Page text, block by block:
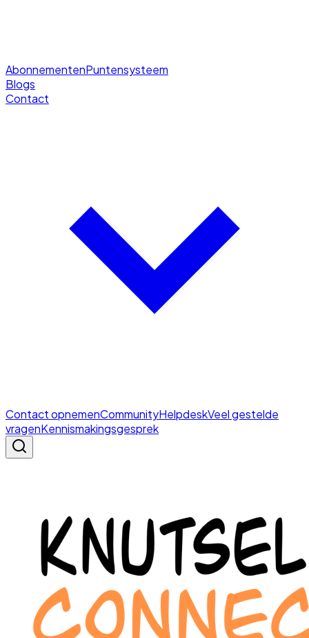
AbonnementenPuntensysteem
Blogs
Contact
Contact opnemenCommunityHelpdeskVeel gestelde
vragenKennismakingsgesprek